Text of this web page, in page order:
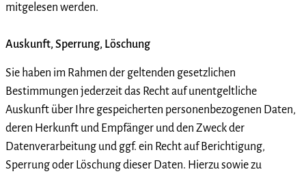
mitgelesen werden.
Auskunft, Sperrung, Löschung
Sie haben im Rahmen der geltenden gesetzlichen
Bestimmungen jederzeit das Recht auf unentgeltliche
Auskunft über Ihre gespeicherten personenbezogenen Daten,
deren Herkunft und Empfänger und den Zweck der
Datenverarbeitung und ggf. ein Recht auf Berichtigung,
Sperrung oder Löschung dieser Daten. Hierzu sowie zu